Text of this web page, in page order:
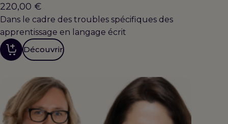
220,00 €
Dans le cadre des troubles spécifiques des
apprentissage en langage écrit
Découvrir